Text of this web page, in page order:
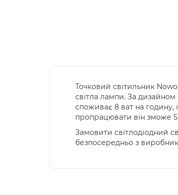
Точковий світильник
світла лампи. За дизайном
споживає 8 ват на годину,
пропрацювати він зможе
Замовити світлодіодний
безпосередньо з